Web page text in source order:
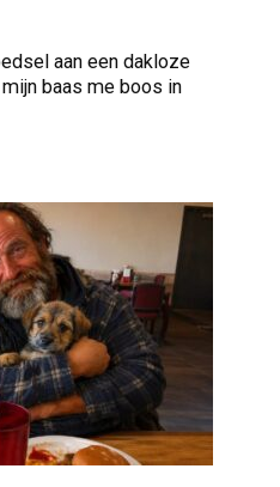
aan een dakloze
baas me boos in